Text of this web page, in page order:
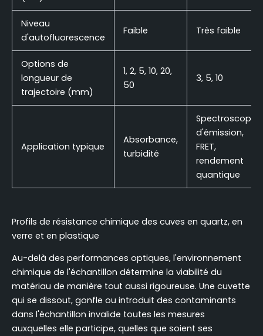
Niveau
d'autofluorescence
Faible Très faible
Options de
longueur de
trajectoire (mm)
1, 2, 5, 10, 20,
50
3, 5, 10
Application typique
Absorbance,
turbidité
Spectroscopie
d'émission,
FRET,
rendement
quantique
Profils de résistance chimique des cuves en quartz, en
verre et en plastique
Au-delà des performances optiques, l'environnement
chimique de l'échantillon détermine la viabilité du
matériau de manière tout aussi rigoureuse. Une cuvette
qui se dissout, gonfle ou introduit des contaminants
dans l'échantillon invalide toutes les mesures
auxquelles elle participe, quelles que soient ses